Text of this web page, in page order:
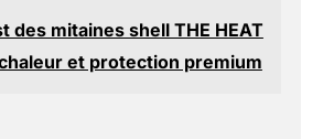
des mitaines shell THE HEAT
et protection premium